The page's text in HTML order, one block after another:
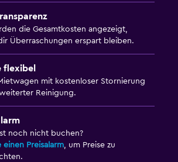
die Gesamtkosten angezeigt,
Überraschungen erspart bleiben.
flexibel
mit kostenloser Stornierung
Reinigung.
noch nicht buchen?
einen Preisalarm, um Preise zu